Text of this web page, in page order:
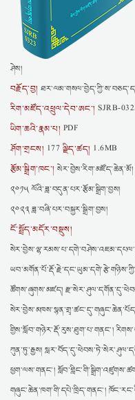
ཤེས།
བརྗོད་བྱ།
རིག་མཛོད་འཕྲུལ་དེབ་ཨང་། SJRB-
ཡིག་ཆའི་རྣམ་པ། PDF
ཤོག་གྲངས། 177 ལྗིད་ཚད། 1.6MB
རྩོམ་སྒྲིག་ཁང་།སེར་བྱེས་རིག་མཛོད་ཆེན་མོ།
༢༠༡༥ ལོའི་ཟླ་བདུན་པར་རྩོམ་སྒྲིག་བྱས།
༢༠༢༣ ཟླ་བཞི་པར་བསྐྱར་སྒྲིག་བྱས།
ངོ་སྤྲོད་མདོར་བསྡུས།
ཚོགས་ཞུགས་མཛད།
གྱིས་སློབ་གཉེར་རྡོ་རུས་ཐུག་པ་གནང་།
ཀུན་ཏུ་རྒྱས།
ཕྱག་ལས་གནང་།
གཞུང་ཆེན་ཁག་གི་དཔེ་ཁྲིད་གནང་།